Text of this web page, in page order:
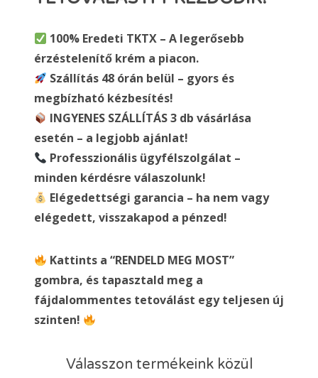
100% Eredeti TKTX – A legerősebb
érzéstelenítő krém a piacon.
Szállítás 48 órán belül – gyors és
megbízható kézbesítés!
INGYENES SZÁLLÍTÁS 3 db vásárlása
esetén – a legjobb ajánlat!
Professzionális ügyfélszolgálat –
minden kérdésre válaszolunk!
Elégedettségi garancia – ha nem vagy
elégedett, visszakapod a pénzed!
Kattints a “RENDELD MEG MOST”
gombra, és tapasztald meg a
fájdalommentes tetoválást egy teljesen új
szinten!
Válasszon termékeink közül